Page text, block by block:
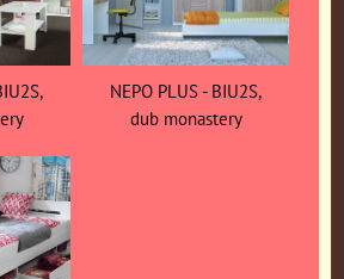
NEPO PLUS - BIU2S,
dub monastery